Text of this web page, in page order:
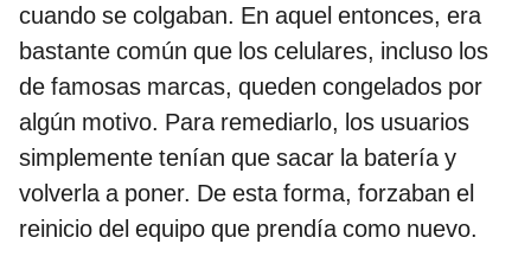
cuando se colgaban. En aquel entonces, era
bastante común que los celulares, incluso los
de famosas marcas, queden congelados por
algún motivo. Para remediarlo, los usuarios
simplemente tenían que sacar la batería y
volverla a poner. De esta forma, forzaban el
reinicio del equipo que prendía como nuevo.